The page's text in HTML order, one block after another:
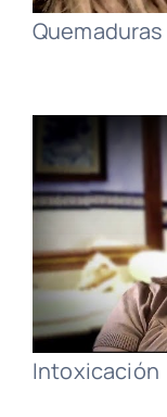
Quemaduras
Intoxicación